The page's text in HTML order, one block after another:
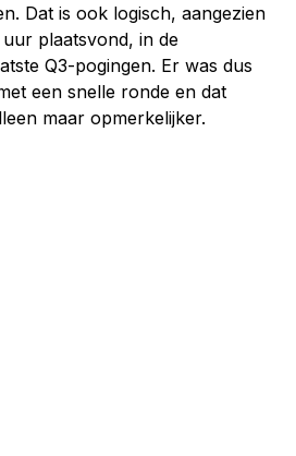
Dat is ook logisch, aangezien
plaatsvond, in de
Q3-pogingen. Er was dus
een snelle ronde en dat
maar opmerkelijker.